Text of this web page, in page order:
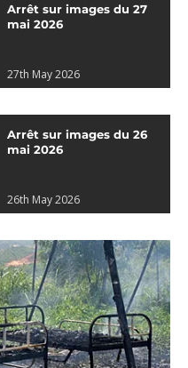
Arrêt sur images du 27
mai 2026
27th May 2026
Arrêt sur images du 26
mai 2026
26th May 2026